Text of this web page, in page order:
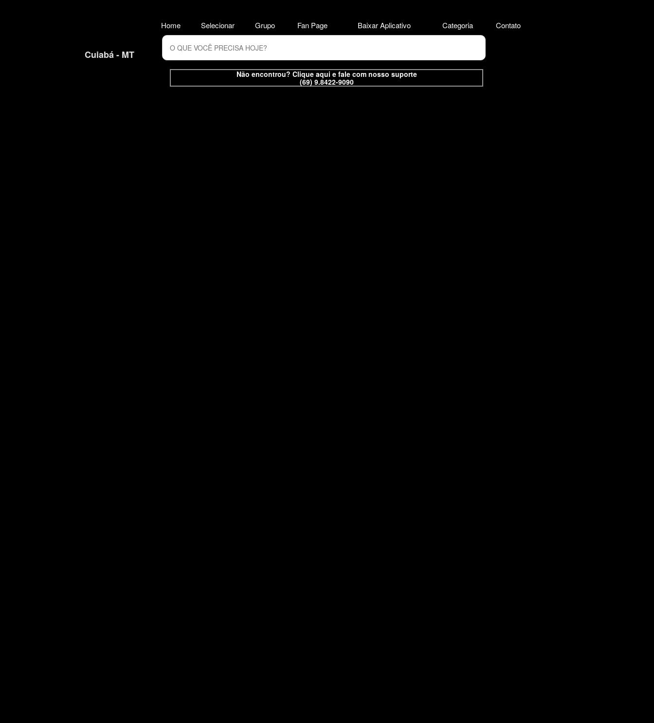
Cuiabá - MT
Não encontrou? Clique aqui e fale com nosso suporte
(69) 9.8422-9090
Home Selecionar Grupo Fan Page Baixar Aplicativo Categoria Contato